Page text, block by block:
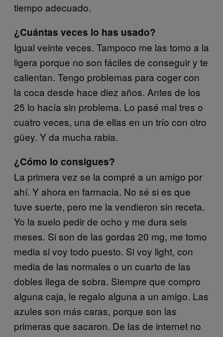
tiempo adecuado.
¿Cuántas veces lo has usado?
Igual veinte veces. Tampoco me las tomo a la
ligera porque no son fáciles de conseguir y te
calientan. Tengo problemas para coger con
la coca desde hace diez años. Antes de los
25 lo hacía sin problema. Lo pasé mal tres o
cuatro veces, una de ellas en un trío con otro
güey. Y da mucha rabia.
¿Cómo lo consigues?
La primera vez se la compré a un amigo por
ahí. Y ahora en farmacia. No sé si es que
tuve suerte, pero me la vendieron sin receta.
Yo la suelo pedir de ocho y me dura seis
meses. Si son de las gordas 20 mg, me tomo
media si voy todo puesto. Si voy light, con
media de las normales o un cuarto de las
dobles llega de sobra. Siempre que compro
alguna caja, le regalo alguna a un amigo. Las
azules son más caras, porque son las
primeras que sacaron. De las de internet no